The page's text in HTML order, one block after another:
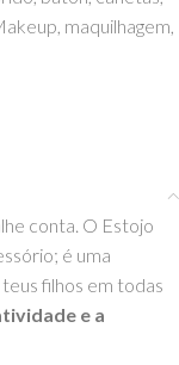
, maquilhagem,
conta. O Estojo
é uma
filhos em todas
e a